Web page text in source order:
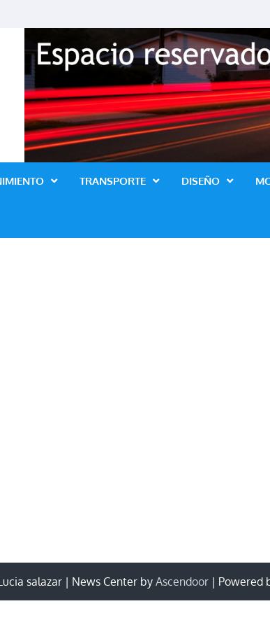
Lo Ultimo
TRANSPORTE DISEÑO
salazar | News Center by Ascendoor | Powered